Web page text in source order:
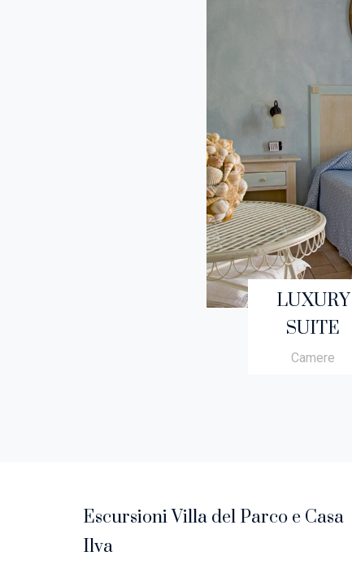
LUXURY
SUITE
Camere
Escursioni Villa del Parco e Casa
Ilva